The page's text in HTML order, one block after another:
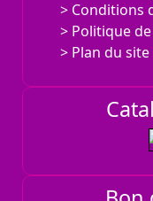
Conditions
Politique
Plan du site